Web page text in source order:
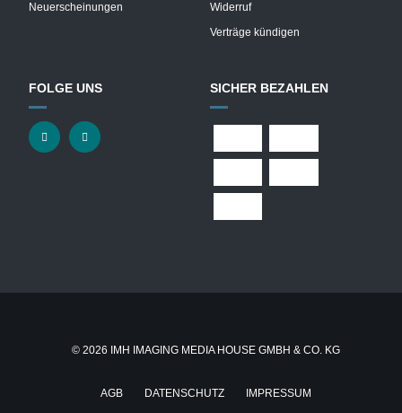
Neuerscheinungen
Widerruf
Verträge kündigen
FOLGE UNS SICHER BEZAHLEN
© 2026 IMH IMAGING MEDIA HOUSE GMBH & CO. KG
AGB DATENSCHUTZ IMPRESSUM